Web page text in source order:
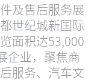
及售后服务展
世纪城新国际
面积达53,000
企业，聚焦商
服务、汽车文